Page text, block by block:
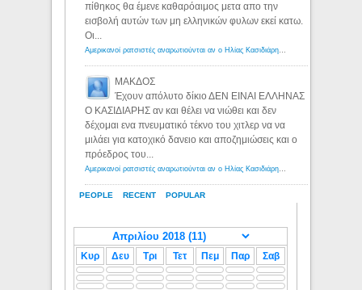
PEOPLE RECENT POPULAR
πίθηκος θα έμενε καθαρόαιμος μετα απο την
εισβολή αυτών των μη ελληνικών φυλων εκεί κατω.
Οι...
Αμερικανοί ρατσιστές αναρωτιούνται αν ο Ηλίας Κασιδιάρης ανήκει στη λευκή φυλή... - Λόγιος Ερμής
ΜΑΚΔΟΣ
Έχουν απόλυτο δίκιο ΔΕΝ ΕΙΝΑΙ ΕΛΛΗΝΑΣ
Ο ΚΑΣΙΔΙΑΡΗΣ αν και θέλει να νιώθει και δεν
δέχομαι ενα πνευματικό τέκνο του χιτλερ να να
μιλάει για κατοχικό δανειο και αποζημιώσεις και ο
πρόεδρος του...
Αμερικανοί ρατσιστές αναρωτιούνται αν ο Ηλίας Κασιδιάρης ανήκει στη λευκή φυλή... - Λόγιος Ερμής
Κυρ Δευ Τρι Τετ Πεμ Παρ Σαβ